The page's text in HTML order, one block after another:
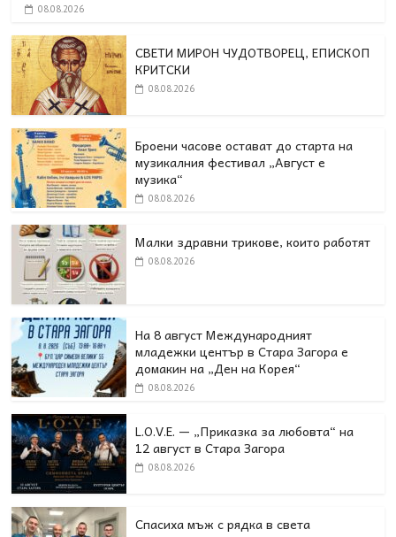
08.08.2026
СВЕТИ МИРОН ЧУДОТВОРЕЦ, ЕПИСКОП
КРИТСКИ
08.08.2026
Броени часове остават до старта на
музикалния фестивал „Август е
музика“
08.08.2026
Малки здравни трикове, които работят
08.08.2026
На 8 август Международният
младежки център в Стара Загора е
домакин на „Ден на Корея“
08.08.2026
L.O.V.E. — „Приказка за любовта“ на
12 август в Стара Загора
08.08.2026
Спасиха мъж с рядка в света